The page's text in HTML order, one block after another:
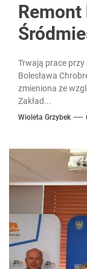
Trwają prace
Bolesława
zmieniona ze
Zakład...
Wioleta Grzybek